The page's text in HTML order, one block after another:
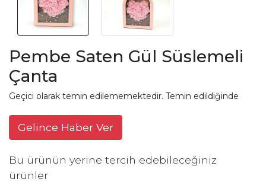
Pembe Saten Gül Süslemeli
Çanta
Geçici olarak temin edilememektedir. Temin edildiğinde
Gelince Haber Ver
Bu ürünün yerine tercih edebileceğiniz
ürünler